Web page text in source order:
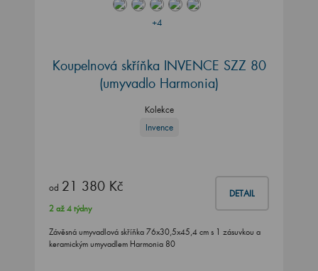
+4
Koupelnová skříňka INVENCE SZZ 80
(umyvadlo Harmonia)
Kolekce
Invence
od 21 380 Kč DETAIL
2 až 4 týdny
Závěsná umyvadlová skříňka 76x30,5x45,4 cm s 1 zásuvkou a
keramickým umyvadlem Harmonia 80